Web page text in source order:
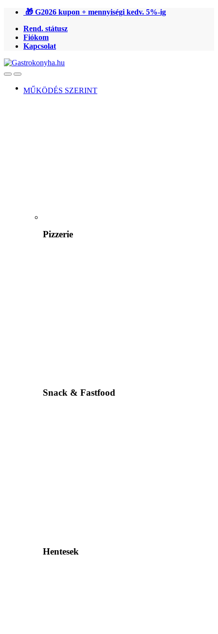
Ugrás
navigációhoz
Ugrás
tartalomra
🎁 G2026 kupon + mennyiségi kedv. 5%-ig
Rend. státusz
Fiókom
Kapcsolat
OpenClose
MŰKÖDÉS SZERINT
Pizzerie
Snack & Fastfood
Hentesek